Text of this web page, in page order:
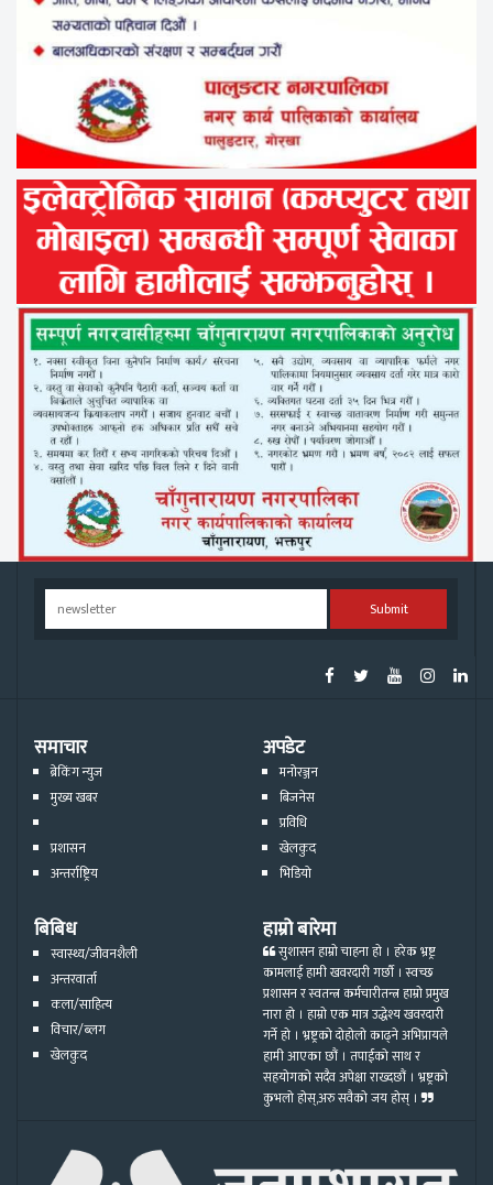
Submit
समाचार
ब्रेकिंग न्युज
मुख्य खबर
प्रशासन
अन्तर्राष्ट्रिय
अपडेट
मनोरञ्जन
बिजनेस
प्रविधि
खेलकुद
भिडियो
बिबिध
स्वास्थ्य/जीवनशैली
अन्तरवार्ता
कला/साहित्य
विचार/ब्लग
खेलकुद
हाम्रो बारेमा
सुशासन हाम्रो चाहना हो । हरेक भ्रष्ट्र
कामलाई हामी खवरदारी गर्छौ । स्वच्छ
प्रशासन र स्वतन्त्र कर्मचारीतन्त्र हाम्रो प्रमुख
नारा हो । हाम्रो एक मात्र उद्धेश्य खवरदारी
गर्ने हो । भ्रष्ट्रको दोहोलो काढ्ने अभिप्रायले
हामी आएका छौं । तपाईको साथ र
सहयोगको सदैव अपेक्षा राख्दछौं । भ्रष्ट्रको
कुभलो होस्,अरु सवैको जय होस् ।